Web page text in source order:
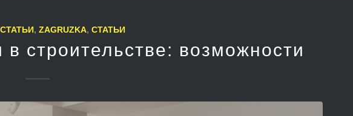
, ZAGRUZKA, СТАТЬИ
строительстве: возможности